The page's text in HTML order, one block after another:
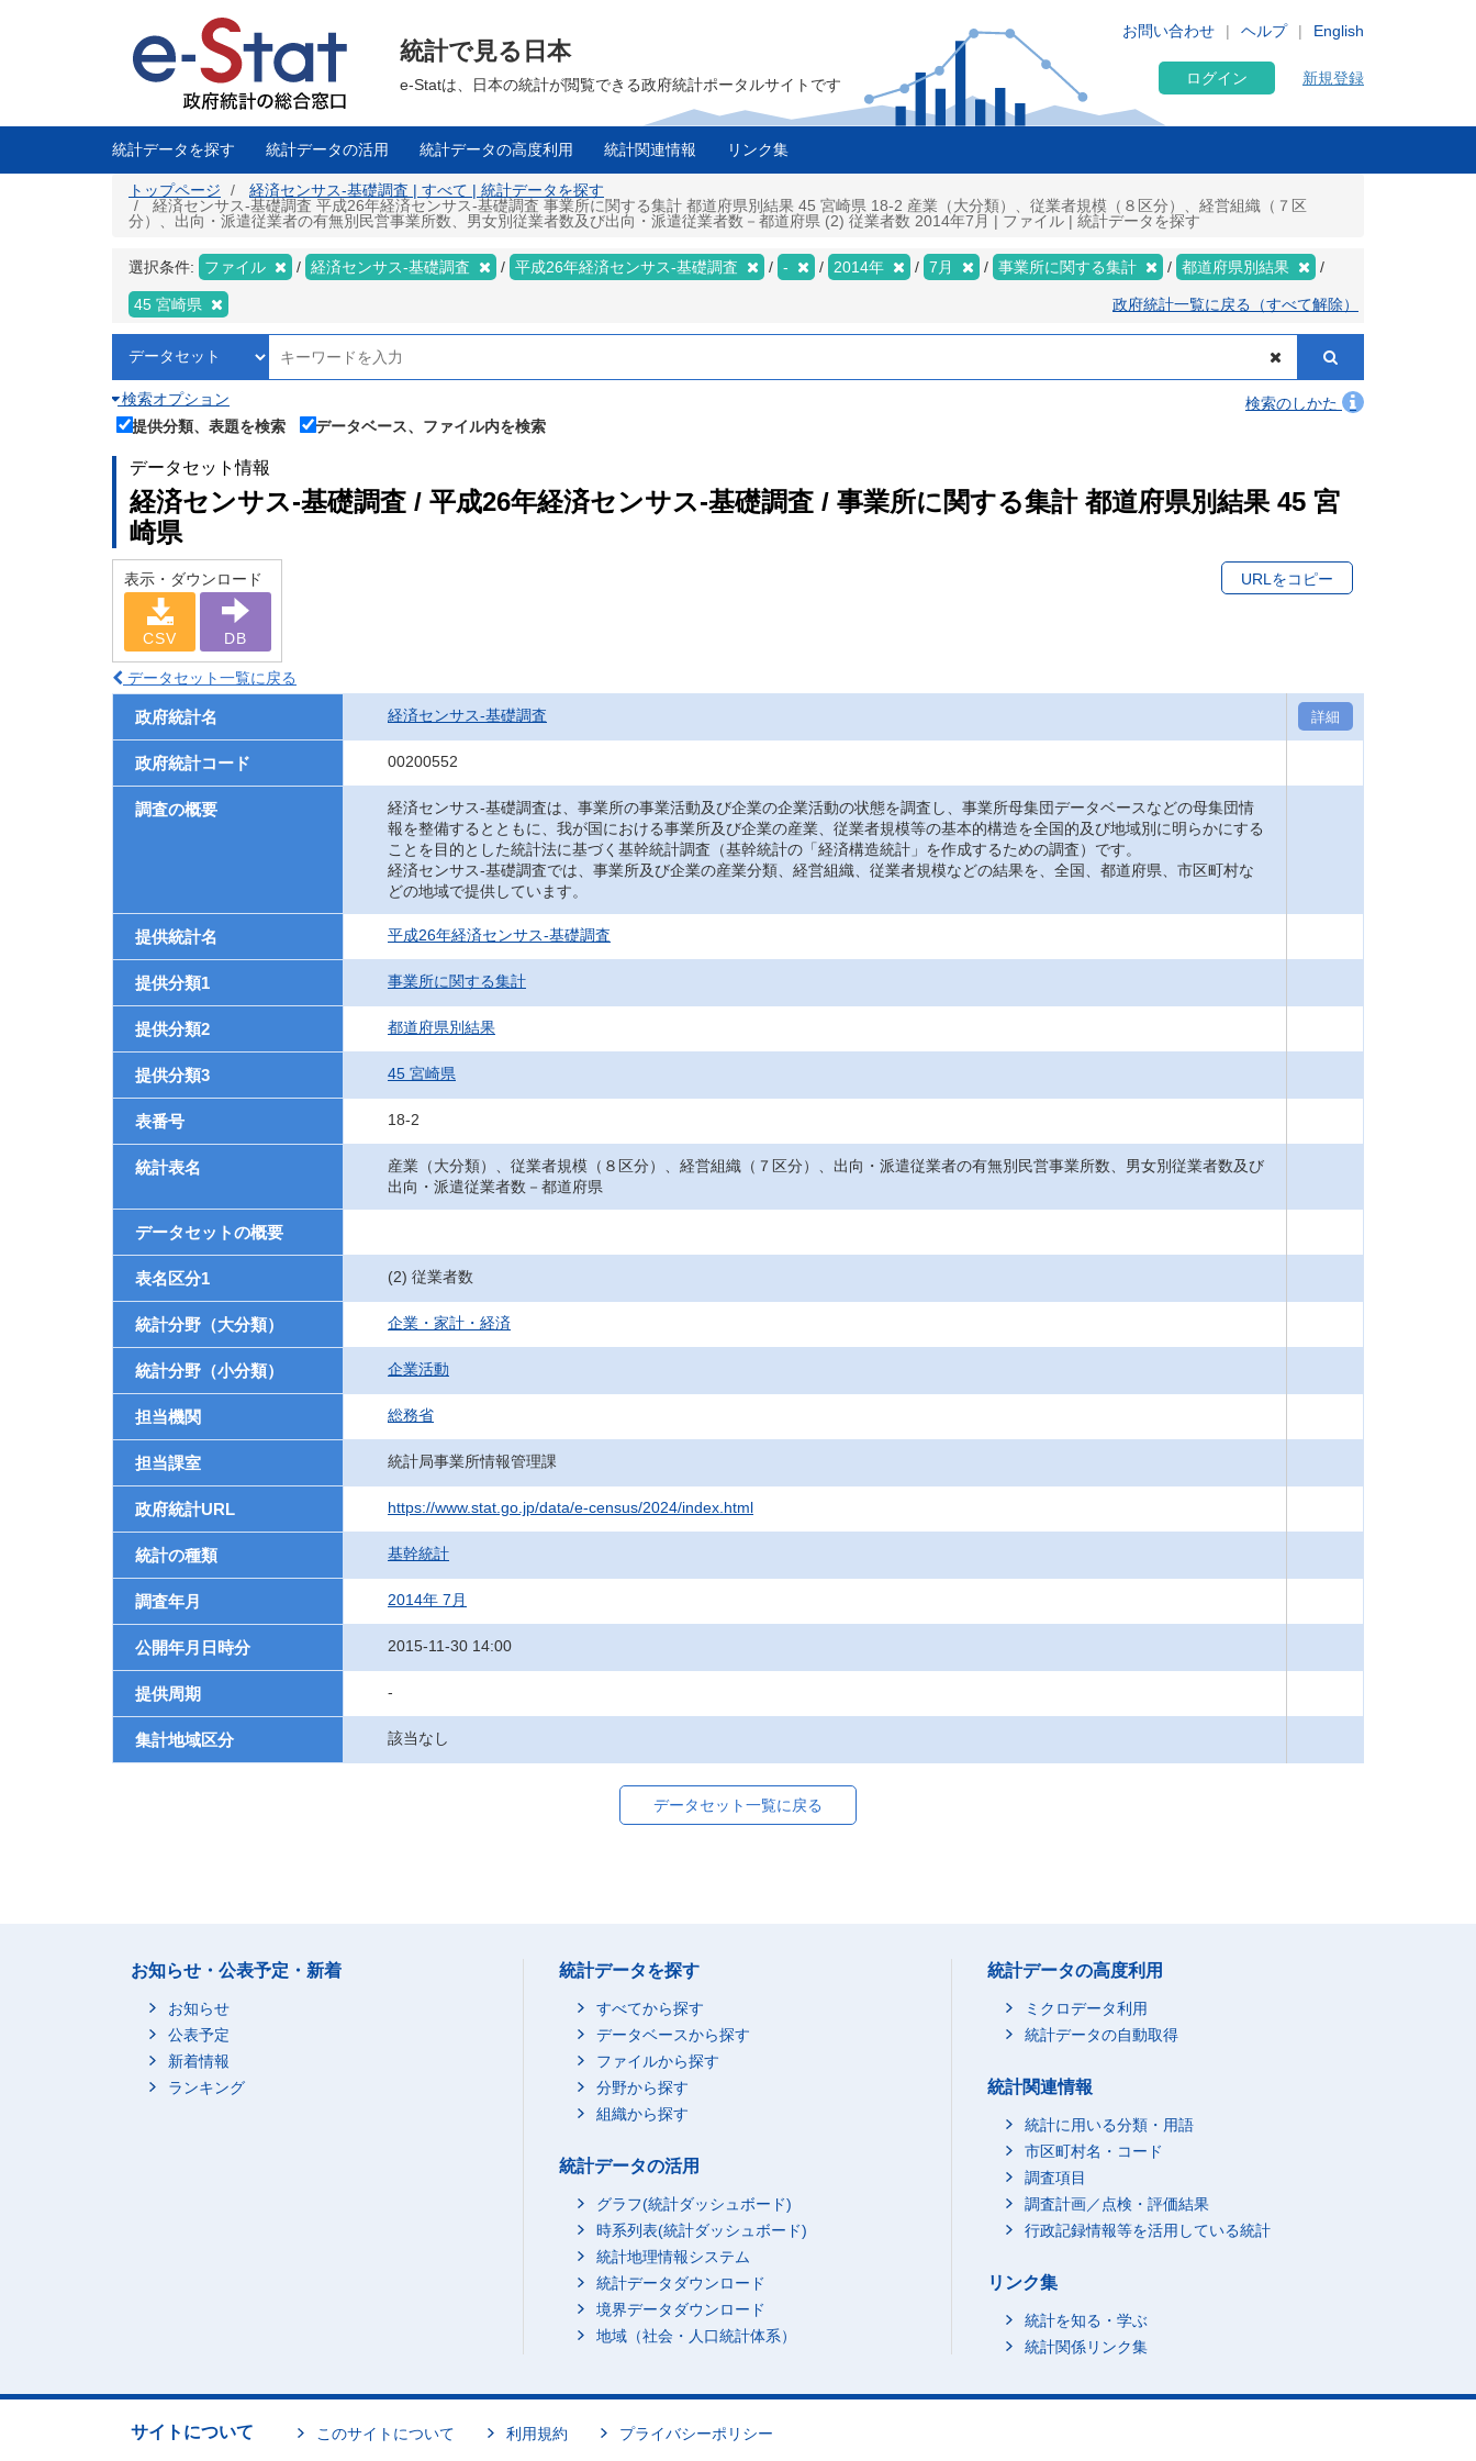
に
English
お問い合わせ ヘルプ
統計で見る日本
e-Statは、日本の統計が閲覧できる政府統計ポータルサイトです ログイン 新規登録
統計データを探す 統計データの活用 統計データの高度利用 統計関連情報 リンク集
トップページ
経済センサス‐基礎調査 | すべて | 統計データを探す
経済センサス‐基礎調査 平成26年経済センサス‐基礎調査 事業所に関する集計 都道府県別結果 45 宮崎県 18-2 産業（大分類）、従業者規模（８区分）、経営組織（７区
分）、出向・派遣従業者の有無別民営事業所数、男女別従業者数及び出向・派遣従業者数－都道府県 (2) 従業者数 2014年7月 | ファイル | 統計データを探す
選択条件: ファイル 経済センサス‐基礎調査 平成26年経済センサス‐基礎調査 - 2014年 7月 事業所に関する集計 都道府県別結果
45 宮崎県 政府統計一覧に戻る（すべて解除）
検索オプション
検索のしかた
提供分類、表題を検索
データベース、ファイル内を検索
データセット情報
経済センサス‐基礎調査 / 平成26年経済センサス‐基礎調査 / 事業所に関する集計 都道府県別結果 45 宮
崎県
表示・ダウンロード
CSV DB
URLをコピー
データセット一覧に戻る
政府統計名 経済センサス‐基礎調査 詳細
政府統計コード 00200552
調査の概要
経済センサス‐基礎調査は、事業所の事業活動及び企業の企業活動の状態を調査し、事業所母集団データベースなどの母集団情
報を整備するとともに、我が国における事業所及び企業の産業、従業者規模等の基本的構造を全国的及び地域別に明らかにする
ことを目的とした統計法に基づく基幹統計調査（基幹統計の「経済構造統計」を作成するための調査）です。
経済センサス‐基礎調査では、事業所及び企業の産業分類、経営組織、従業者規模などの結果を、全国、都道府県、市区町村な
どの地域で提供しています。
提供統計名 平成26年経済センサス‐基礎調査
提供分類1 事業所に関する集計
提供分類2 都道府県別結果
提供分類3 45 宮崎県
表番号 18-2
統計表名
産業（大分類）、従業者規模（８区分）、経営組織（７区分）、出向・派遣従業者の有無別民営事業所数、男女別従業者数及び
出向・派遣従業者数－都道府県
データセットの概要
表名区分1 (2) 従業者数
統計分野（大分類） 企業・家計・経済
統計分野（小分類） 企業活動
担当機関 総務省
担当課室 統計局事業所情報管理課
政府統計URL https://www.stat.go.jp/data/e-census/2024/index.html
統計の種類 基幹統計
調査年月 2014年 7月
公開年月日時分 2015-11-30 14:00
提供周期 -
集計地域区分 該当なし
データセット一覧に戻る
お知らせ・公表予定・新着
お知らせ
公表予定
新着情報
ランキング
統計データを探す
すべてから探す
データベースから探す
ファイルから探す
分野から探す
組織から探す
統計データの活用
グラフ(統計ダッシュボード)
時系列表(統計ダッシュボード)
統計地理情報システム
統計データダウンロード
境界データダウンロード
地域（社会・人口統計体系）
統計データの高度利用
ミクロデータ利用
統計データの自動取得
統計関連情報
統計に用いる分類・用語
市区町村名・コード
調査項目
調査計画／点検・評価結果
行政記録情報等を活用している統計
リンク集
統計を知る・学ぶ
統計関係リンク集
サイトについて このサイトについて 利用規約 プライバシーポリシー